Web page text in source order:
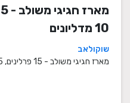
10 מדליונים
שוקולאב
מארז חגיגי משולב - 15 פרלינים, 5 קיפודים, 10 מדליונים